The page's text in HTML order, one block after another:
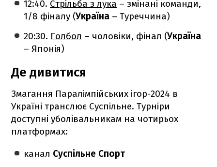
12:40. Стрільба з лука – змінані команди,
1/8 фіналу (Україна – Туреччина)
20:30. Голбол – чоловіки, фінал (Україна
– Японія)
Де дивитися
Змагання Паралімпійських ігор-2024 в
Україні транслює Суспільне. Турніри
доступні уболівальникам на чотирьох
платформах:
канал Суспільне Спорт